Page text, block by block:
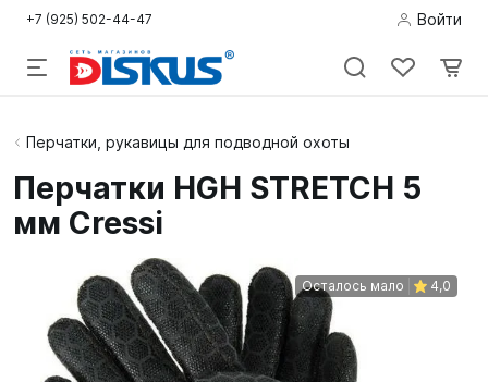
+7 (925) 502-44-47 Войти
Подводная
Дайвинг
Снорклинг /
Пляж
Фридайвинг
Перчатки, рукавицы для подводной охоты
Перчатки HGH STRETCH 5
мм Cressi
Осталось мало 4,0